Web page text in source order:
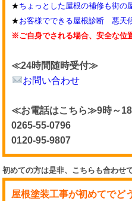
★ちょっとした屋根の補修も街の
★お客様でできる屋根診断 悪天
※ご自身でされる場合、安全な位
≪24時間随時受付≫
お問い合わせ
≪お電話はこちら≫9時～
0265-55-0796
0120-95-9807
初めての方は是非、こちらも合わせ
屋根塗装工事が初めてでど